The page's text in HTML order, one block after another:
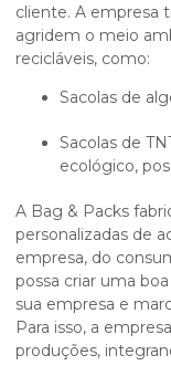
cliente. A empresa
agridem o meio
recicláveis, como:
Sacolas de
Sacolas de TNT, que mesmo não sendo um material
ecológico,
A Bag & Packs
personalizadas de
empresa, do
possa criar uma
sua empresa e
Para isso, a
produções,